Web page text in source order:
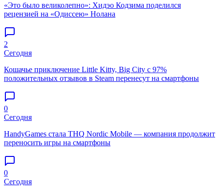
«Это было великолепно»: Хидэо Кодзима поделился
рецензией на «Одиссею» Нолана
2
Сегодня
Кошачье приключение Little Kitty, Big City с 97%
положительных отзывов в Steam перенесут на смартфоны
0
Сегодня
HandyGames стала THQ Nordic Mobile — компания продолжит
переносить игры на смартфоны
0
Сегодня